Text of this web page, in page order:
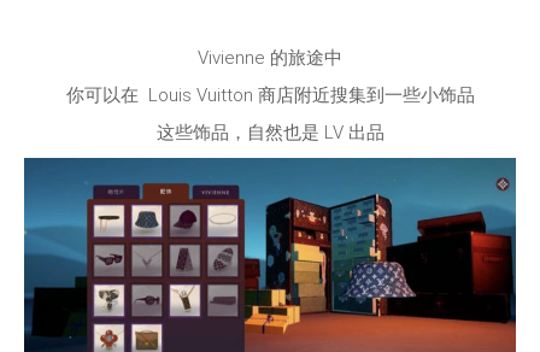
Vivienne 的旅途中
你可以在 Louis Vuitton 商店附近搜集到一些小饰品
这些饰品，自然也是 LV 出品